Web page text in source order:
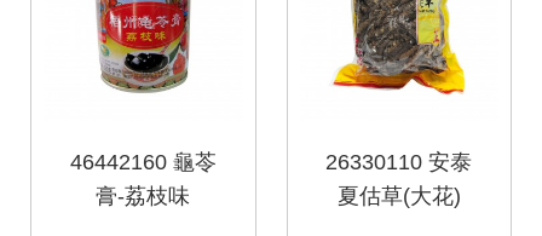
46442160 龜苓
膏-荔枝味
26330110 安泰
夏估草(大花)